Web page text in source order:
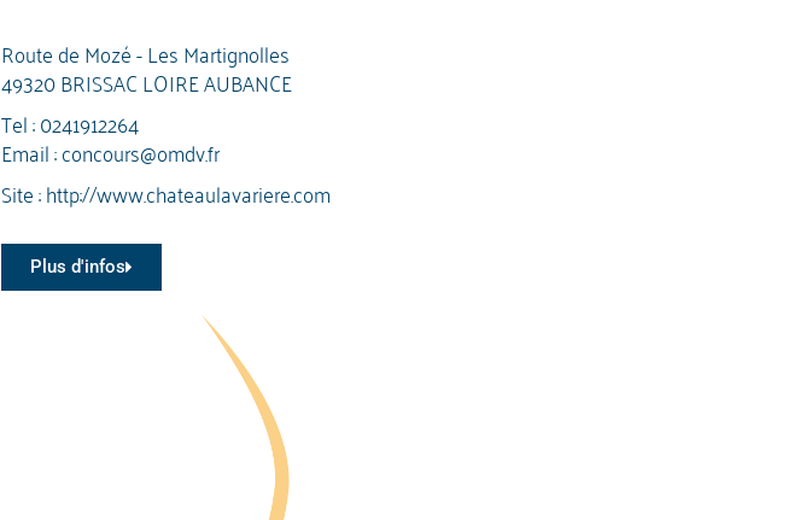
Route de Mozé - Les Martignolles
49320 BRISSAC LOIRE AUBANCE
Tel :0241912264
Email :concours@omdv.fr
Site :http://www.chateaulavariere.com
Plus d'infos